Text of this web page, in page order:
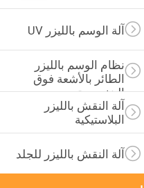
آلة الوسم بالليزر UV
نظام الوسم بالليزر
الطائر بالأشعة فوق
البنفسجية
آلة النقش بالليزر
البلاستيكية
آلة النقش بالليزر للجلد